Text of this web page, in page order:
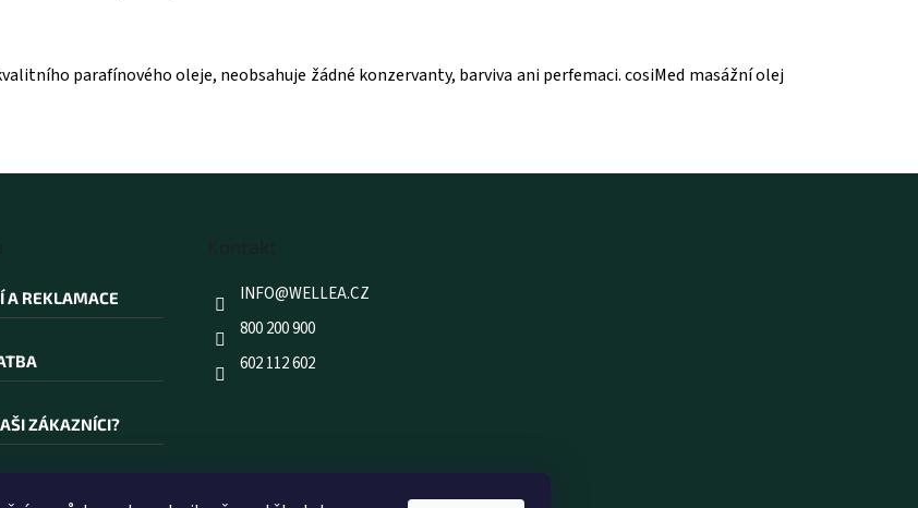
parafínového oleje, neobsahuje žádné konzervanty, barviva ani perfemaci. cosiMed masážní olej
A REKLAMACE
ZÁKAZNÍCI?
INFO@WELLEA.CZ
800 200 900
602 112 602